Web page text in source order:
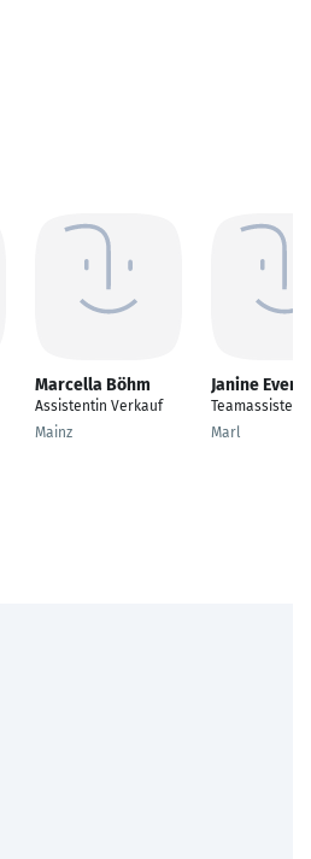
Marcella Böhm
Assistentin Verkauf
Mainz
Janine Evers
Teamassistentin
Marl